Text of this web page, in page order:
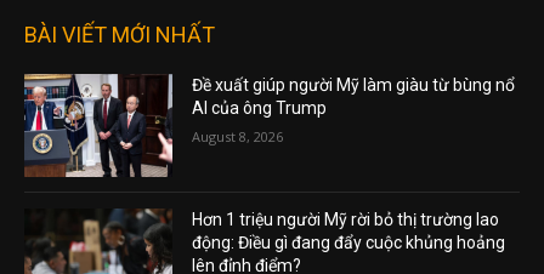
BÀI VIẾT MỚI NHẤT
Đề xuất giúp người Mỹ làm giàu từ bùng nổ
AI của ông Trump
August 8, 2026
Hơn 1 triệu người Mỹ rời bỏ thị trường lao
động: Điều gì đang đẩy cuộc khủng hoảng
lên đỉnh điểm?